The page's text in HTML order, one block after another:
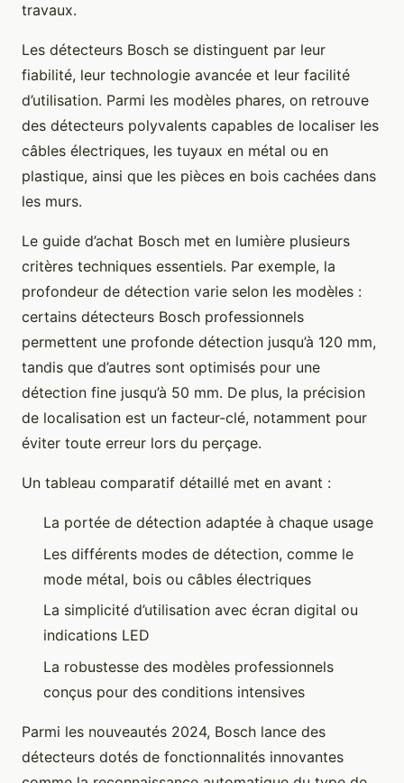
travaux.
Les détecteurs Bosch se distinguent par leur
fiabilité, leur technologie avancée et leur facilité
d’utilisation. Parmi les modèles phares, on retrouve
des détecteurs polyvalents capables de localiser les
câbles électriques, les tuyaux en métal ou en
plastique, ainsi que les pièces en bois cachées dans
les murs.
Le guide d’achat Bosch met en lumière plusieurs
critères techniques essentiels. Par exemple, la
profondeur de détection varie selon les modèles :
certains détecteurs Bosch professionnels
permettent une profonde détection jusqu’à 120 mm,
tandis que d’autres sont optimisés pour une
détection fine jusqu’à 50 mm. De plus, la précision
de localisation est un facteur-clé, notamment pour
éviter toute erreur lors du perçage.
Un tableau comparatif détaillé met en avant :
La portée de détection adaptée à chaque usage
Les différents modes de détection, comme le
mode métal, bois ou câbles électriques
La simplicité d’utilisation avec écran digital ou
indications LED
La robustesse des modèles professionnels
conçus pour des conditions intensives
Parmi les nouveautés 2024, Bosch lance des
détecteurs dotés de fonctionnalités innovantes